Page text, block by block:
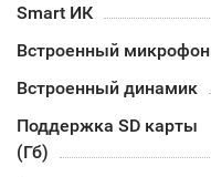
Smart ИК
Встроенный микрофон
Встроенный динамик
Поддержка SD карты
(Гб)